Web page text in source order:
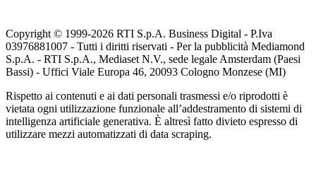
Copyright © 1999-2026 RTI S.p.A. Business Digital - P.Iva
03976881007 - Tutti i diritti riservati - Per la pubblicità Mediamond
S.p.A. - RTI S.p.A., Mediaset N.V., sede legale Amsterdam (Paesi
Bassi) - Uffici Viale Europa 46, 20093 Cologno Monzese (MI)
Rispetto ai contenuti e ai dati personali trasmessi e/o riprodotti è
vietata ogni utilizzazione funzionale all’addestramento di sistemi di
intelligenza artificiale generativa. È altresì fatto divieto espresso di
utilizzare mezzi automatizzati di data scraping.